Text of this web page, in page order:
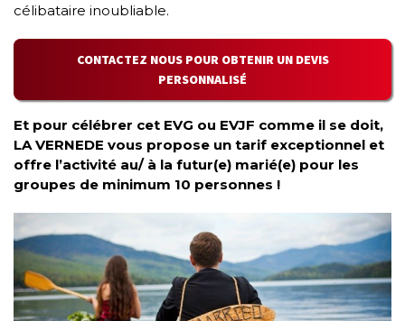
célibataire inoubliable.
CONTACTEZ NOUS POUR OBTENIR UN DEVIS
PERSONNALISÉ
Et pour célébrer cet EVG ou EVJF comme il se doit,
LA VERNEDE vous propose un tarif exceptionnel et
offre l’activité au/ à la futur(e) marié(e) pour les
groupes de minimum 10 personnes !